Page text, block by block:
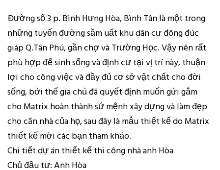
Đường số 3 p. Bình Hưng Hòa, Bình Tân là một trong
những tuyến đường sầm uất khu dân cư đông đúc
giáp Q.Tân Phú, gần chợ và Trường Học. Vậy nên rất
phù hợp để sinh sống và định cư tại vị trí này, thuận
lợi cho công việc và đầy đủ cơ sở vật chất cho đời
sống, bởi thế gia chủ đã quyết định muốn gửi gắm
cho Matrix hoàn thành sứ mệnh xây dựng và làm đẹp
cho căn nhà của họ, sau đây là mẫu thiết kế do Matrix
thiết kế mời các bạn tham khảo.
Chi tiết dự án thiết kế thi công nhà anh Hòa
Chủ đầu tư: Anh Hòa